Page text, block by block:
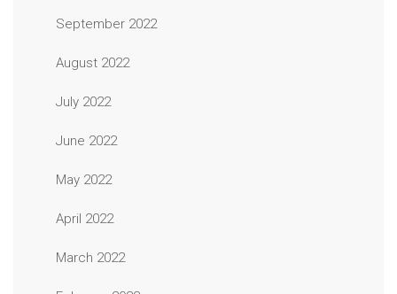
September 2022
August 2022
July 2022
June 2022
May 2022
April 2022
March 2022